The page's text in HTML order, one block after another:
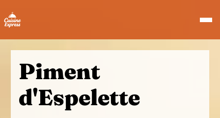
Piment
d'Espelette